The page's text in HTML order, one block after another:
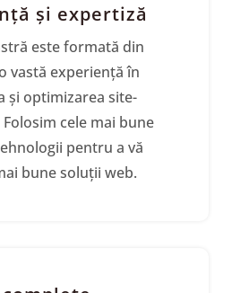
și expertiză
este formată din
vastă experiență în
și optimizarea site-
cele mai bune
pentru a vă
bune soluții web.